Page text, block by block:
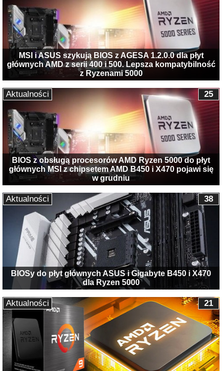
MSI i ASUS szykują BIOS z AGESA 1.2.0.0 dla płyt
głównych AMD z serii 400 i 500. Lepsza kompatybilność
z Ryzenami 5000
BIOS z obsługą procesorów AMD Ryzen 5000 do płyt
głównych MSI z chipsetem AMD B450 i X470 pojawi się
w grudniu
25
Aktualności
BIOSy do płyt głównych ASUS i Gigabyte B450 i X470
dla Ryzen 5000
38
Aktualności
21
Aktualności